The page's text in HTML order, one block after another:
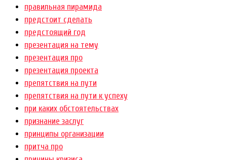
правильная пирамида
предстоит сделать
предстоящий год
презентация на тему
презентация про
презентация проекта
препятствия на пути
препятствия на пути к успеху
при каких обстоятельствах
признание заслуг
принципы организации
притча про